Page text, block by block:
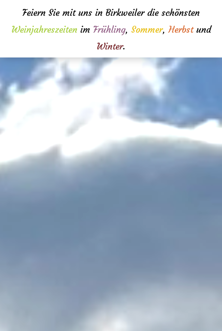
Feiern Sie mit uns in Birkweiler die schönsten
Weinjahreszeitenim Frühling, Sommer,Herbstund
Winter.